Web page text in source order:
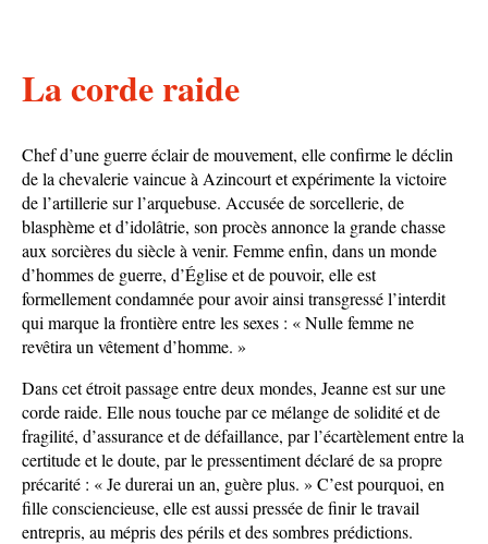
La corde raide
Chef d’une guerre éclair de mouvement, elle confirme le déclin
de la chevalerie vaincue à Azincourt et expérimente la victoire
de l’artillerie sur l’arquebuse. Accusée de sorcellerie, de
blasphème et d’idolâtrie, son procès annonce la grande chasse
aux sorcières du siècle à venir. Femme enfin, dans un monde
d’hommes de guerre, d’Église et de pouvoir, elle est
formellement condamnée pour avoir ainsi transgressé l’interdit
qui marque la frontière entre les sexes : « Nulle femme ne
revêtira un vêtement d’homme. »
Dans cet étroit passage entre deux mondes, Jeanne est sur une
corde raide. Elle nous touche par ce mélange de solidité et de
fragilité, d’assurance et de défaillance, par l’écartèlement entre la
certitude et le doute, par le pressentiment déclaré de sa propre
précarité : « Je durerai un an, guère plus. » C’est pourquoi, en
fille consciencieuse, elle est aussi pressée de finir le travail
entrepris, au mépris des périls et des sombres prédictions.